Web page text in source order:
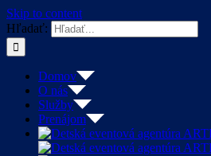
Skip to content
Hľadať:
Domov
O nás
Služby
Prenájom